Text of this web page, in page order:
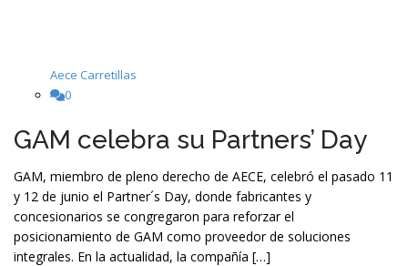
Aece Carretillas
0
GAM celebra su Partners’ Day
GAM, miembro de pleno derecho de AECE, celebró el pasado 11
y 12 de junio el Partner´s Day, donde fabricantes y
concesionarios se congregaron para reforzar el
posicionamiento de GAM como proveedor de soluciones
integrales. En la actualidad, la compañía […]